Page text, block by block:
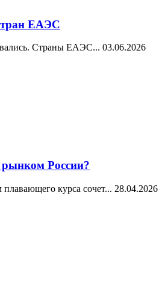
ЕАЭС
Страны ЕАЭС... 03.06.2026
рынком России?
курса сочет... 28.04.2026